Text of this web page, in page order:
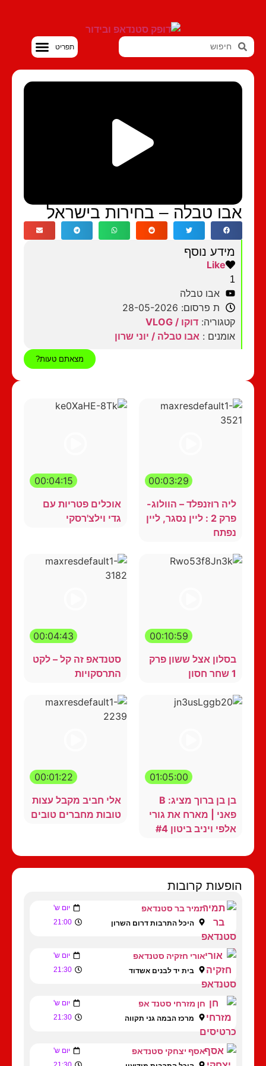
אבו טבלה – בחירות בישראל
מידע נוסף
Like
1
אבו טבלה
ת פרסום: 28-05-2026
קטגוריה: דוקו / VLOG
אומנים : אבו טבלה / יוני שרון
מצאתם טעות?
00:03:29
ליה רוזנפלד – הוולוג-
פרק 2 : ליין נסגר, ליין
נפתח
00:04:15
אוכלים פטריות עם
גדי וילצ'רסקי
00:10:59
בסלון אצל ששון פרק
1 שחר חסון
00:04:43
סטנדאפ זה קל – לקט
התרסקויות
01:05:00
בן בן ברוך מציג: B
פאני | מארח את גורי
אלפי ויניב ביטון #4
00:01:22
אלי חביב מקבל עצות
טובות מחברים טובים
הופעות קרובות
תמיר בר סטנדאפ יום ש'
היכל התרבות דרום השרון 21:00
אורי חזקיה סטנדאפ יום ש'
בית יד לבנים אשדוד 21:30
חן מזרחי סטנד אפ יום ש'
מרכז הבמה גני תקווה 21:30
אסף יצחקי סטנדאפ יום ש'